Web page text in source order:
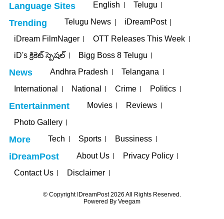
Language Sites English Telugu
Trending Telugu News
iDreamPost
iDream FilmNager
OTT Releases This Week
iD's క్రికెట్ స్పెషల్
Bigg Boss 8 Telugu
News Andhra Pradesh
Telangana
International
National Crime Politics
Entertainment Movies
Reviews
Photo Gallery
More Tech Sports Bussiness
iDreamPost About Us
Privacy Policy
Contact Us
Disclaimer
© Copyright IDreamPost 2026 All Rights Reserved.
Powered By Veegam